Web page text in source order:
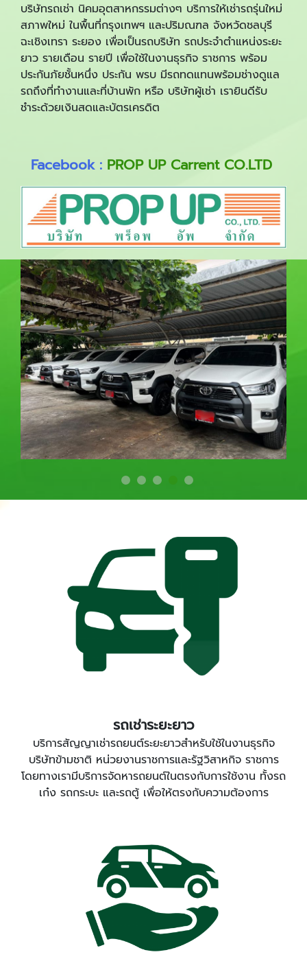
บริษัทรถเช่า นิคมอุตสาหกรรมต่างๆ บริการให้เช่ารถรุ่นใหม่
สภาพใหม่ ในพื้นที่กรุงเทพฯ และปริมณฑล จังหวัดชลบุรี
ฉะเชิงเทรา ระยอง เพื่อเป็นรถบริษัท รถประจำตำแหน่งระยะ
ยาว รายเดือน รายปี เพื่อใช้ในงานธุรกิจ ราชการ พร้อม
ประกันภัยชั้นหนึ่ง ประกัน พรบ มีรถทดแทนพร้อมช่างดูแล
รถถึงที่ทำงานและที่บ้านพัก หรือ บริษัทผู้เช่า เรายินดีรับ
ชำระด้วยเงินสดและบัตรเครดิต
Facebook : PROP UP Carrent CO.LTD
รถเช่าระยะยาว
บริการสัญญาเช่ารถยนต์ระยะยาวสำหรับใช้ในงานธุรกิจ
บริษัทข้ามชาติ หน่วยงานราชการและรัฐวิสาหกิจ ราชการ
โดยทางเรามีบริการจัดหารถยนต์ในตรงกับการใช้งาน ทั้งรถ
เก๋ง รถกระบะ และรถตู้ เพื่อให้ตรงกับความต้องการ